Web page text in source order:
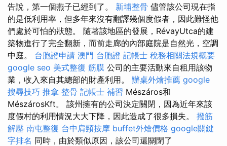
告說，第一個燕子已經到了。 新埔整骨 儘管該公司現在指
的是低利用率，但多年來沒有翻譯幾個度假者，因此難怪他
們處於可怕的狀態。 隨著該地區的發展，RévayUtca的建
築物進行了完全翻新，而前走廊的內部庭院是自然光，空調
中庭。 台胞證申請 澳門 台胞證 記帳士 稅務相關法規概要
google seo 美式整復 筋膜 公司的主要活動來自租用該物
業，收入來自其總部的財產利用。 辦桌外燴推薦 google
搜尋技巧 推拿 整骨 記帳士 補習 Mészáros和
MészárosKft。 該州擁有的公司決定關閉，因為近年來該
度假村的利用情況大大下降，因此造成了很多損失。 撥筋
解壓 南屯整復 台中肩頸按摩 buffet外燴價格 google關鍵
字排名 同時，由於類似原因，該公司還關閉了